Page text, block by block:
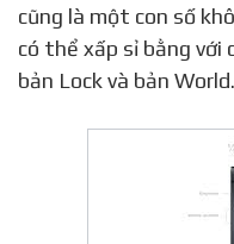
cũng là một con số
có thể xấp sỉ bằng với
bản Lock và bản World.